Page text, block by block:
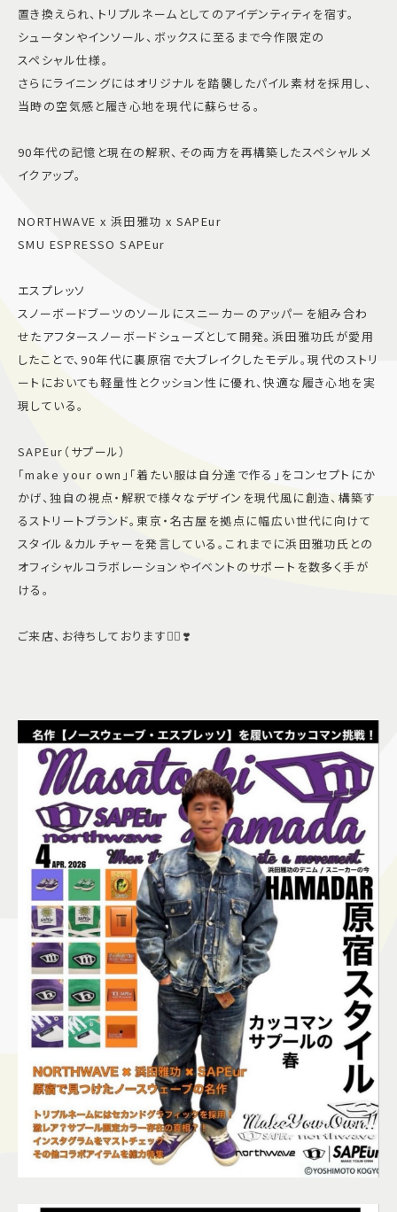
置き換えられ、トリプルネームとしてのアイデンティティを宿す。
シュータンやインソール、ボックスに至るまで今作限定の
スペシャル仕様。
さらにライニングにはオリジナルを踏襲したパイル素材を採用し、
当時の空気感と履き心地を現代に蘇らせる。
90年代の記憶と現在の解釈、その両方を再構築したスペシャルメ
イクアップ。
NORTHWAVE x 浜田雅功 x SAPEur
SMU ESPRESSO SAPEur
エスプレッソ
スノーボードブーツのソールにスニーカーのアッパーを組み合わ
せたアフタースノーボードシューズとして開発。浜田雅功氏が愛用
したことで、90年代に裏原宿で大ブレイクしたモデル。現代のストリ
ートにおいても軽量性とクッション性に優れ、快適な履き心地を実
現している。
SAPEur（サプール）
「make your own」「着たい服は自分達で作る」をコンセプトにか
かげ、独自の視点・解釈で様々なデザインを現代風に創造、構築す
るストリートブランド。東京・名古屋を拠点に幅広い世代に向けて
スタイル＆カルチャーを発言している。これまでに浜田雅功氏との
オフィシャルコラボレーションやイベントのサポートを数多く手が
ける。
ご来店、お待ちしております👍🏻❣️